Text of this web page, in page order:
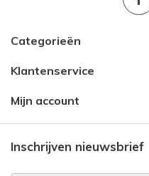
Categorieën
Klantenservice
Mijn account
Inschrijven nieuwsbrief